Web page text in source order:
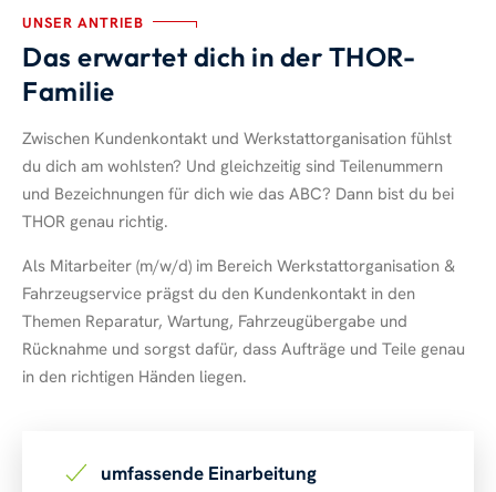
UNSER ANTRIEB
Das erwartet dich in der THOR-
Familie
Zwischen Kundenkontakt und Werkstattorganisation fühlst
du dich am wohlsten? Und gleichzeitig sind Teilenummern
und Bezeichnungen für dich wie das ABC? Dann bist du bei
THOR genau richtig.
Als Mitarbeiter (m/w/d) im Bereich Werkstattorganisation &
Fahrzeugservice prägst du den Kundenkontakt in den
Themen Reparatur, Wartung, Fahrzeugübergabe und
Rücknahme und sorgst dafür, dass Aufträge und Teile genau
in den richtigen Händen liegen.
umfassende Einarbeitung